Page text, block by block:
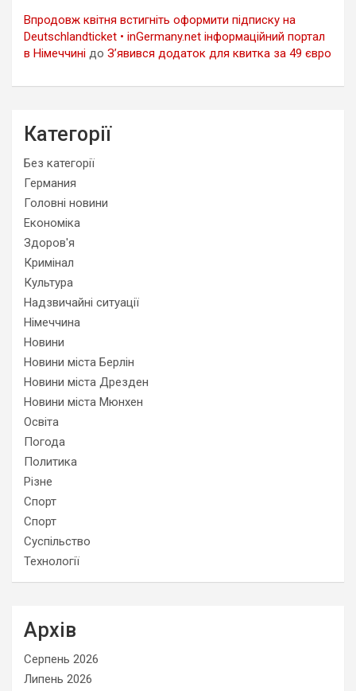
Впродовж квітня встигніть оформити підписку на
Deutschlandticket • inGermany.net інформаційний портал
в Німеччині до З’явився додаток для квитка за 49 євро
Категорії
Без категорії
Германия
Головні новини
Економіка
Здоров'я
Кримінал
Культура
Надзвичайні ситуації
Німеччина
Новини
Новини міста Берлін
Новини міста Дрезден
Новини міста Мюнхен
Освіта
Погода
Политика
Різне
Спорт
Спорт
Суспільство
Технології
Архів
Серпень 2026
Липень 2026